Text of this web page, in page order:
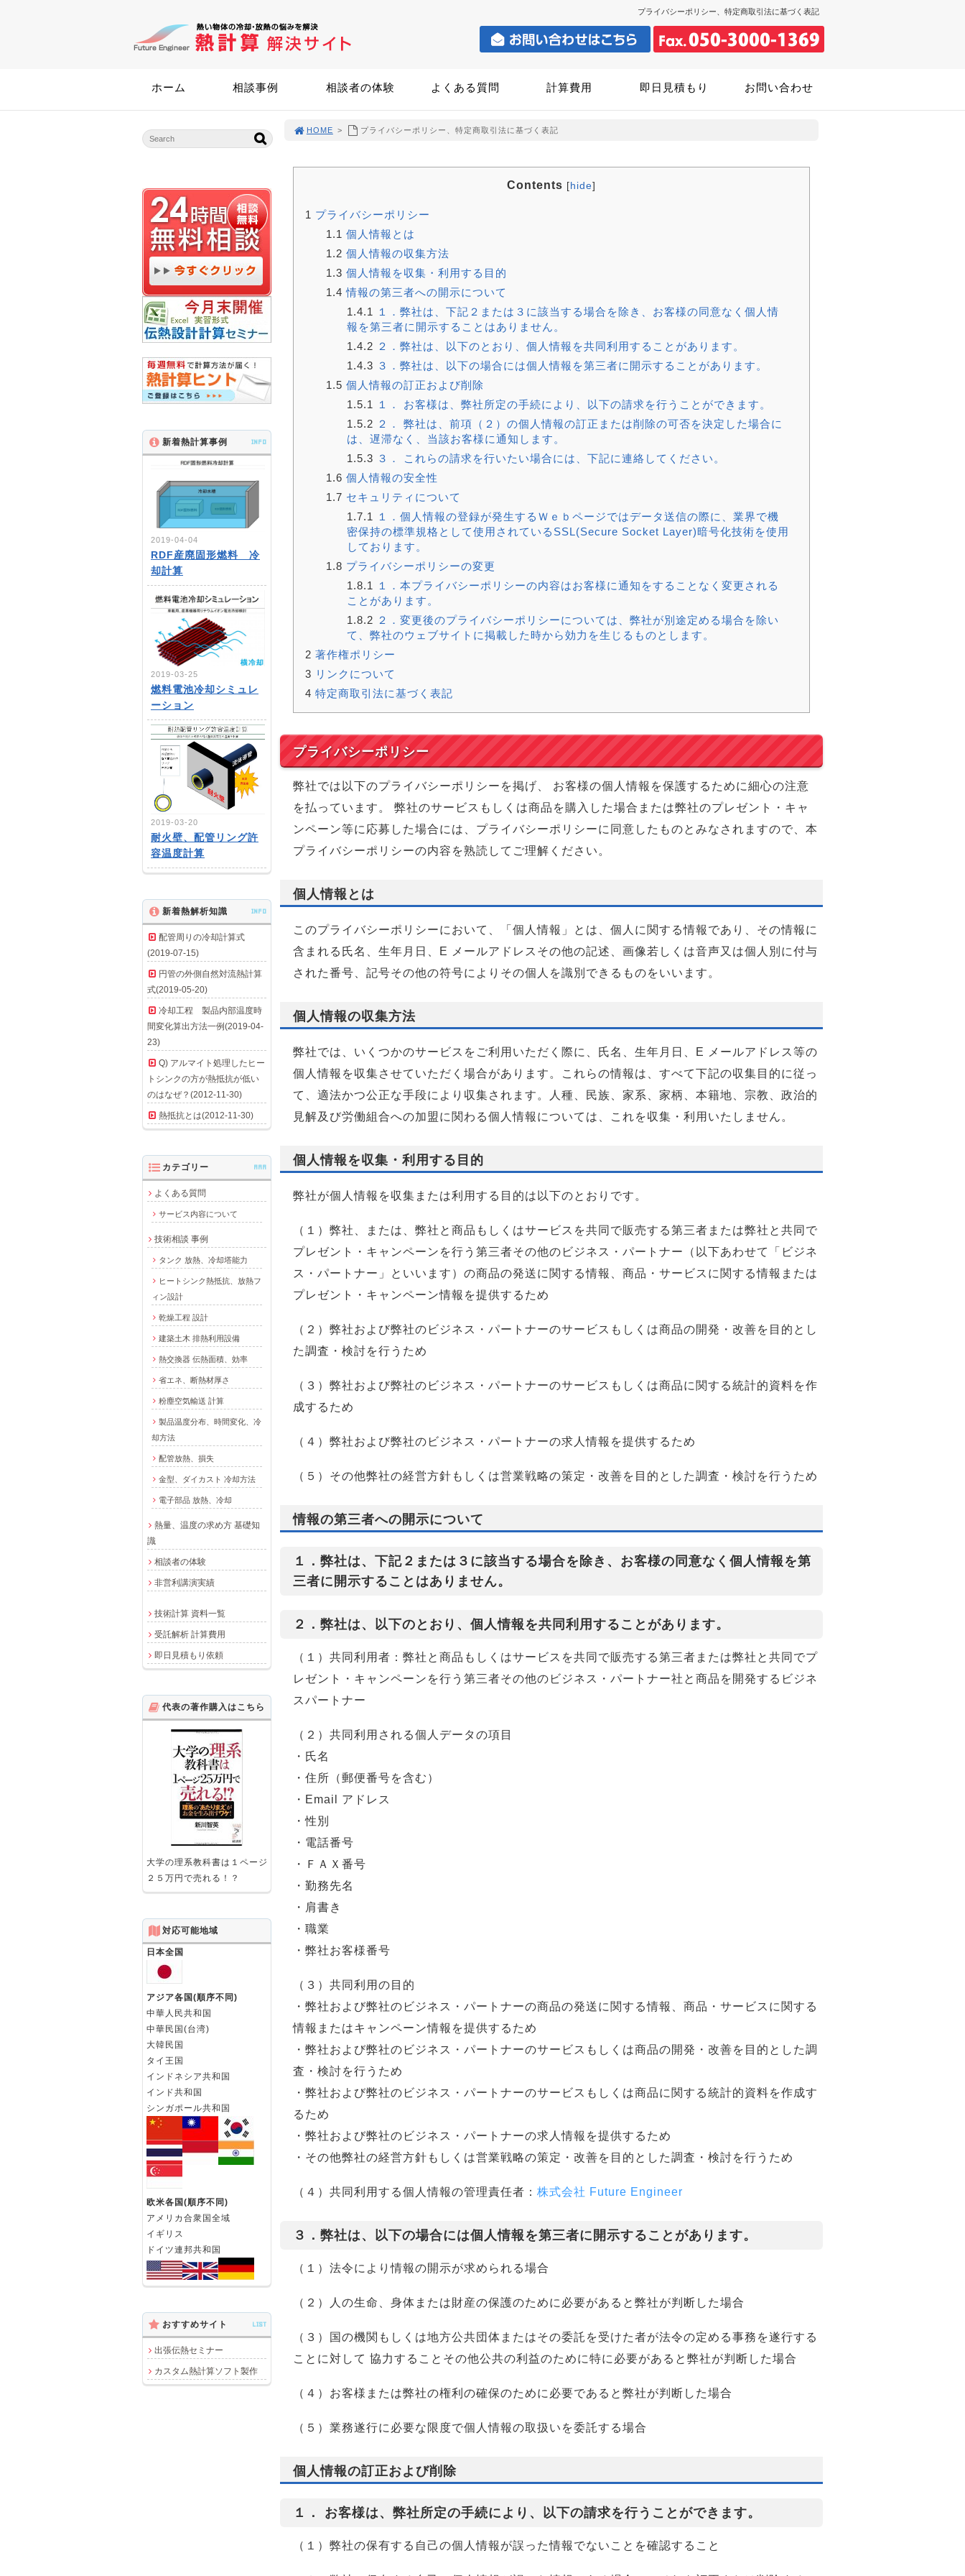
プライバシーポリシー、特定商取引法に基づく表記
ホーム 相談事例 相談者の体験 よくある質問 計算費用 即日見積もり お問い合わせ
HOME > プライバシーポリシー、特定商取引法に基づく表記
Contents [hide]
1 プライバシーポリシー
1.1 個人情報とは
1.2 個人情報の収集方法
1.3 個人情報を収集・利用する目的
1.4 情報の第三者への開示について
1.4.1 １．弊社は、下記２または３に該当する場合を除き、お客様の同意なく個人情
報を第三者に開示することはありません。
1.4.2 ２．弊社は、以下のとおり、個人情報を共同利用することがあります。
1.4.3 ３．弊社は、以下の場合には個人情報を第三者に開示することがあります。
1.5 個人情報の訂正および削除
1.5.1 １． お客様は、弊社所定の手続により、以下の請求を行うことができます。
1.5.2 ２． 弊社は、前項（２）の個人情報の訂正または削除の可否を決定した場合に
は、遅滞なく、当該お客様に通知します。
1.5.3 ３． これらの請求を行いたい場合には、下記に連絡してください。
1.6 個人情報の安全性
1.7 セキュリティについて
1.7.1 １．個人情報の登録が発生するＷｅｂページではデータ送信の際に、業界で機
密保持の標準規格として使用されているSSL(Secure Socket Layer)暗号化技術を使用
しております。
1.8 プライバシーポリシーの変更
1.8.1 １．本プライバシーポリシーの内容はお客様に通知をすることなく変更される
ことがあります。
1.8.2 ２．変更後のプライバシーポリシーについては、弊社が別途定める場合を除い
て、弊社のウェブサイトに掲載した時から効力を生じるものとします。
2 著作権ポリシー
3 リンクについて
4 特定商取引法に基づく表記
プライバシーポリシー
弊社では以下のプライバシーポリシーを掲げ、 お客様の個人情報を保護するために細心の注意
を払っています。 弊社のサービスもしくは商品を購入した場合または弊社のプレゼント・キャ
ンペーン等に応募した場合には、プライバシーポリシーに同意したものとみなされますので、本
プライバシーポリシーの内容を熟読してご理解ください。
個人情報とは
このプライバシーポリシーにおいて、「個人情報」とは、個人に関する情報であり、その情報に
含まれる氏名、生年月日、E メールアドレスその他の記述、画像若しくは音声又は個人別に付与
された番号、記号その他の符号によりその個人を識別できるものをいいます。
個人情報の収集方法
弊社では、いくつかのサービスをご利用いただく際に、氏名、生年月日、E メールアドレス等の
個人情報を収集させていただく場合があります。これらの情報は、すべて下記の収集目的に従っ
て、適法かつ公正な手段により収集されます。人種、民族、家系、家柄、本籍地、宗教、政治的
見解及び労働組合への加盟に関わる個人情報については、これを収集・利用いたしません。
個人情報を収集・利用する目的
弊社が個人情報を収集または利用する目的は以下のとおりです。
（１）弊社、または、弊社と商品もしくはサービスを共同で販売する第三者または弊社と共同で
プレゼント・キャンペーンを行う第三者その他のビジネス・パートナー（以下あわせて「ビジネ
ス・パートナー」といいます）の商品の発送に関する情報、商品・サービスに関する情報または
プレゼント・キャンペーン情報を提供するため
（２）弊社および弊社のビジネス・パートナーのサービスもしくは商品の開発・改善を目的とし
た調査・検討を行うため
（３）弊社および弊社のビジネス・パートナーのサービスもしくは商品に関する統計的資料を作
成するため
（４）弊社および弊社のビジネス・パートナーの求人情報を提供するため
（５）その他弊社の経営方針もしくは営業戦略の策定・改善を目的とした調査・検討を行うため
情報の第三者への開示について
１．弊社は、下記２または３に該当する場合を除き、お客様の同意なく個人情報を第
三者に開示することはありません。
２．弊社は、以下のとおり、個人情報を共同利用することがあります。
（１）共同利用者：弊社と商品もしくはサービスを共同で販売する第三者または弊社と共同でプ
レゼント・キャンペーンを行う第三者その他のビジネス・パートナー社と商品を開発するビジネ
スパートナー
（２）共同利用される個人データの項目
・氏名
・住所（郵便番号を含む）
・Email アドレス
・性別
・電話番号
・ＦＡＸ番号
・勤務先名
・肩書き
・職業
・弊社お客様番号
（３）共同利用の目的
・弊社および弊社のビジネス・パートナーの商品の発送に関する情報、商品・サービスに関する
情報またはキャンペーン情報を提供するため
・弊社および弊社のビジネス・パートナーのサービスもしくは商品の開発・改善を目的とした調
査・検討を行うため
・弊社および弊社のビジネス・パートナーのサービスもしくは商品に関する統計的資料を作成す
るため
・弊社および弊社のビジネス・パートナーの求人情報を提供するため
・その他弊社の経営方針もしくは営業戦略の策定・改善を目的とした調査・検討を行うため
（４）共同利用する個人情報の管理責任者： 株式会社 Future Engineer
３．弊社は、以下の場合には個人情報を第三者に開示することがあります。
（１）法令により情報の開示が求められる場合
（２）人の生命、身体または財産の保護のために必要があると弊社が判断した場合
（３）国の機関もしくは地方公共団体またはその委託を受けた者が法令の定める事務を遂行する
ことに対して 協力することその他公共の利益のために特に必要があると弊社が判断した場合
（４）お客様または弊社の権利の確保のために必要であると弊社が判断した場合
（５）業務遂行に必要な限度で個人情報の取扱いを委託する場合
個人情報の訂正および削除
１． お客様は、弊社所定の手続により、以下の請求を行うことができます。
（１）弊社の保有する自己の個人情報が誤った情報でないことを確認すること
新着熱計算事例 INFO
2019-04-04
RDF産廃固形燃料 冷
却計算
2019-03-25
燃料電池冷却シミュレ
ーション
2019-03-20
耐火壁、配管リング許
容温度計算
新着熱解析知識 INFO
配管周りの冷却計算式
(2019-07-15)
円管の外側自然対流熱計算
式(2019-05-20)
冷却工程 製品内部温度時
間変化算出方法一例(2019-04-
23)
Q) アルマイト処理したヒー
トシンクの方が熱抵抗が低い
のはなぜ？(2012-11-30)
熱抵抗とは(2012-11-30)
カテゴリー AAA
よくある質問
サービス内容について
技術相談 事例
タンク 放熱、冷却塔能力
ヒートシンク熱抵抗、放熱フ
ィン設計
乾燥工程 設計
建築土木 排熱利用設備
熱交換器 伝熱面積、効率
省エネ、断熱材厚さ
粉塵空気輸送 計算
製品温度分布、時間変化、冷
却方法
配管放熱、損失
金型、ダイカスト 冷却方法
電子部品 放熱、冷却
熱量、温度の求め方 基礎知
識
相談者の体験
非営利講演実績
技術計算 資料一覧
受託解析 計算費用
即日見積もり依頼
代表の著作購入はこちら
大学の理系教科書は１ページ
２５万円で売れる！？
対応可能地域
日本全国
アジア各国(順序不同)
中華人民共和国
中華民国(台湾)
大韓民国
タイ王国
インドネシア共和国
インド共和国
シンガポール共和国
欧米各国(順序不同)
アメリカ合衆国全域
イギリス
ドイツ連邦共和国
おすすめサイト LIST
出張伝熱セミナー
カスタム熱計算ソフト製作